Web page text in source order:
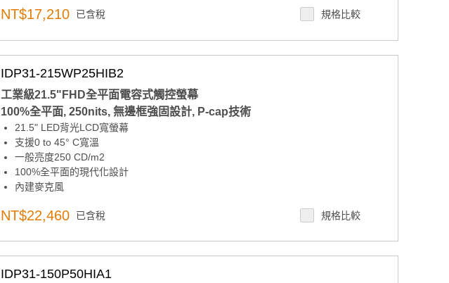
寬工作溫度範圍
前面板IP 67
請於下方加購變壓器&電源線
NT$17,210 已含稅 規格比較
IDP31-215WP25HIB2
工業級21.5"FHD全平面電容式觸控螢幕
100%全平面, 250nits, 無邊框強固設計, P-cap技術
21.5" LED背光LCD寬螢幕
支援0 to 45° C寬溫
一般亮度250 CD/m2
100%全平面的現代化設計
內建麥克風
多點觸控PCT touch overlay
支援背掛VESA mounting
產品諮詢服務：規格諮詢 / 案場規劃 / 交期確認請點此
NT$22,460 已含稅 規格比較
IDP31-150P50HIA1